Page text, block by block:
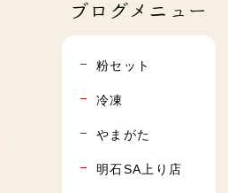
ブログメニュー
粉セット
冷凍
やまがた
明石SA上り店